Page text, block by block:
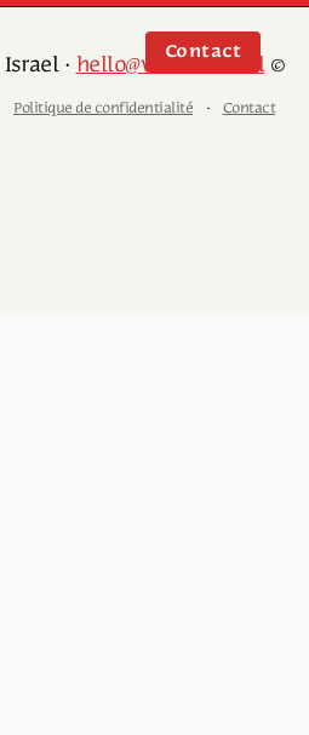
Contact
© White Label Real Estate · Tel Aviv, Israel ·
hello@w-label.co.il
Politique de confidentialité · Contact